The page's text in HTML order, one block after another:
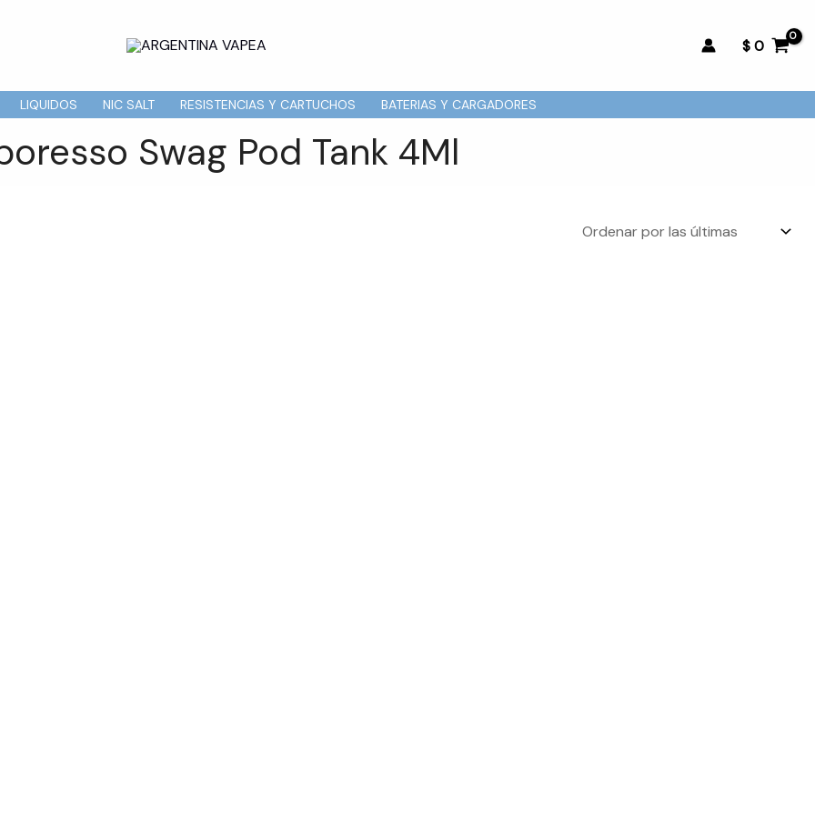
$0
LIQUIDOS NIC SALT RESISTENCIAS Y CARTUCHOS BATERIAS Y CARGADORES
Swag Pod Tank 4Ml